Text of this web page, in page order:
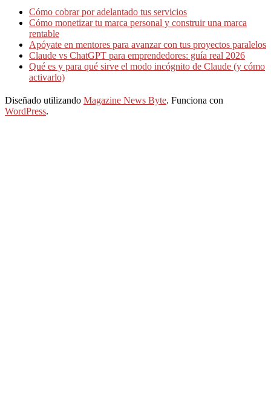
Cómo cobrar por adelantado tus servicios
Cómo monetizar tu marca personal y construir una marca
rentable
Apóyate en mentores para avanzar con tus proyectos paralelos
Claude vs ChatGPT para emprendedores: guía real 2026
Qué es y para qué sirve el modo incógnito de Claude (y cómo
activarlo)
Diseñado utilizando Magazine News Byte. Funciona con
WordPress.